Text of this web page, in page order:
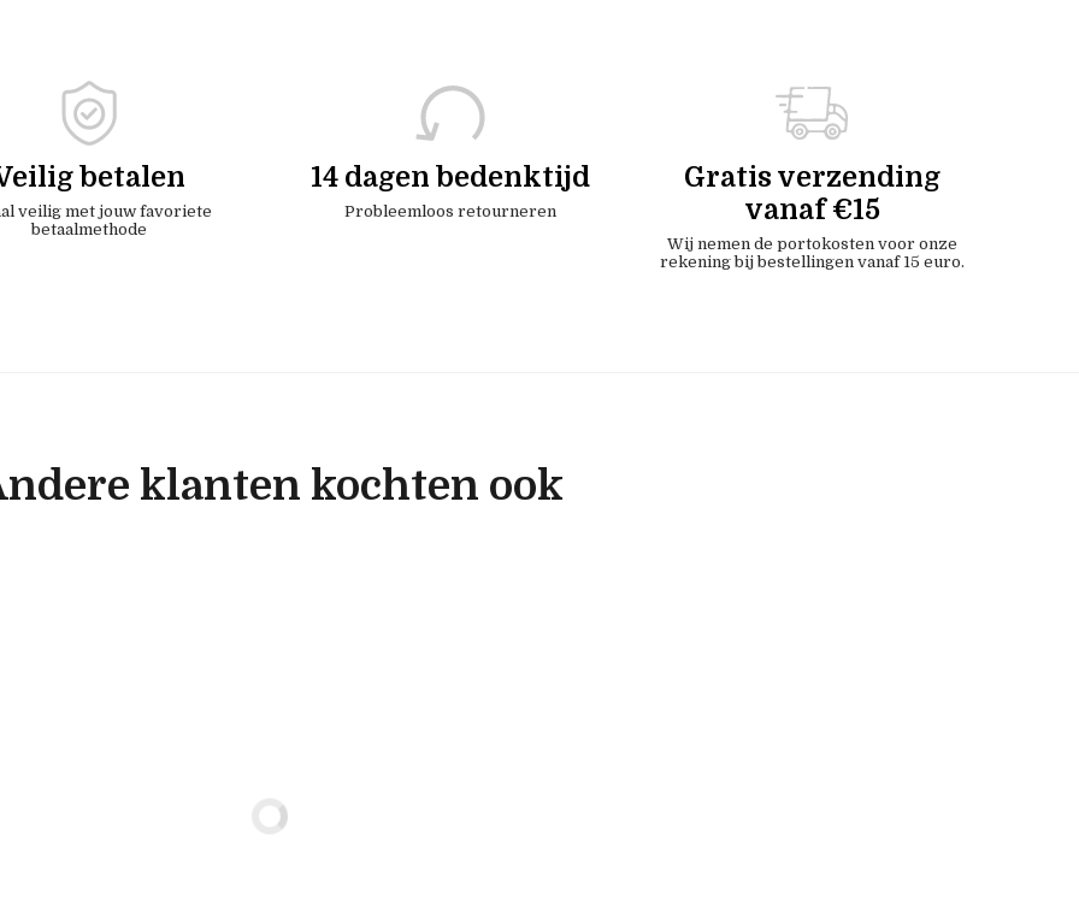
betalen
veilig met jouw favoriete
betaalmethode
14 dagen bedenktijd
Probleemloos retourneren
Gratis verzending
vanaf €15
Wij nemen de portokosten voor onze
rekening bij bestellingen vanaf 15 euro.
klanten kochten ook